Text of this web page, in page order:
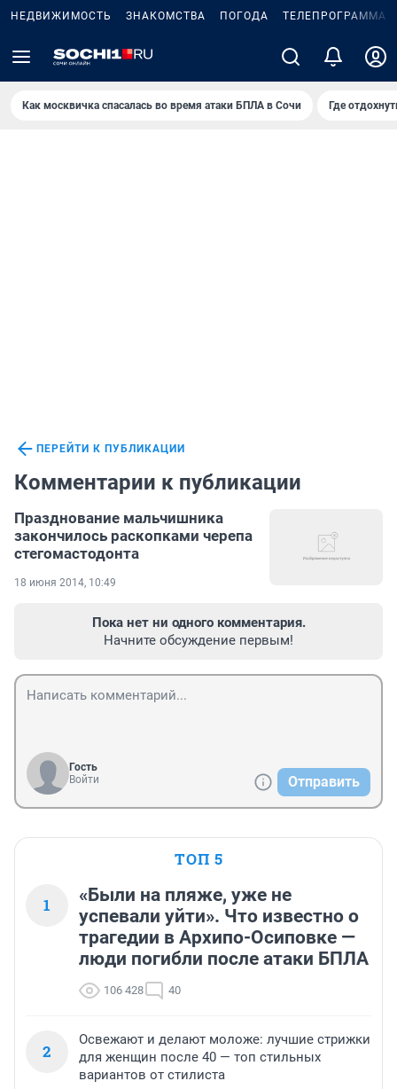
НЕДВИЖИМОСТЬ ЗНАКОМСТВА ПОГОДА ТЕЛЕПРОГРАММА
Как москвичка спасалась во время атаки БПЛА в Сочи Где
ПЕРЕЙТИ К ПУБЛИКАЦИИ
Комментарии к публикации
Празднование мальчишника
закончилось раскопками черепа
стегомастодонта
18 июня 2014, 10:49
Пока нет ни одного комментария.
Начните обсуждение первым!
Гость
Войти
Отправить
ТОП 5
1
«Были на пляже, уже не
успевали уйти». Что известно о
трагедии в Архипо-Осиповке —
люди погибли после атаки БПЛА
106 428 40
2
Освежают и делают моложе: лучшие стрижки
для женщин после 40 — топ стильных
вариантов от стилиста